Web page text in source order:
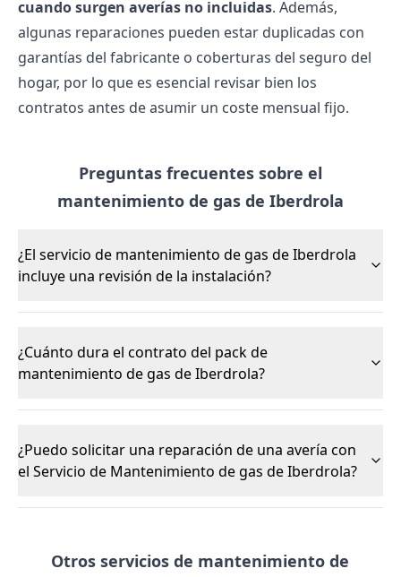
cuando surgen averías no incluidas. Además,
algunas reparaciones pueden estar duplicadas con
garantías del fabricante o coberturas del seguro del
hogar, por lo que es esencial revisar bien los
contratos antes de asumir un coste mensual fijo.
Preguntas frecuentes sobre el
mantenimiento de gas de Iberdrola
¿El servicio de mantenimiento de gas de Iberdrola
incluye una revisión de la instalación?
¿Cuánto dura el contrato del pack de
mantenimiento de gas de Iberdrola?
¿Puedo solicitar una reparación de una avería con
el Servicio de Mantenimiento de gas de Iberdrola?
Otros servicios de mantenimiento de